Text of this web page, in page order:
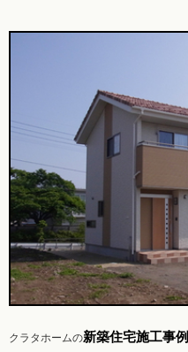
クラタホームの新築住宅施工事例